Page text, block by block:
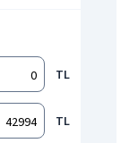
TL
TL